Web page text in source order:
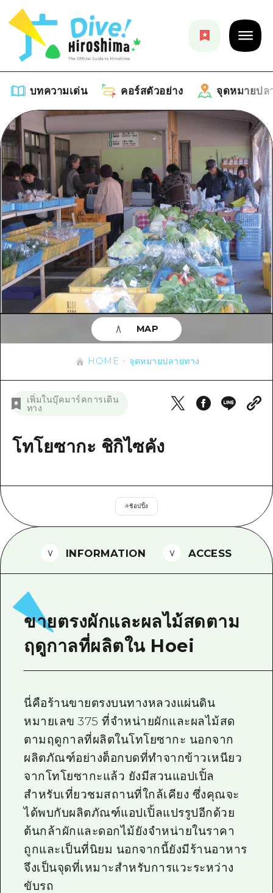
บทความเด่น คอร์สตัวอย่าง จุดหมายปล
บทความเด่น
รายการ
คำแนะนำ
ศิลปะ
งานอีเว้นท์ / เทศกาล
อาหารรสเลิศ / สุรา
การปั่นจักรยาน
ช้อปปิ้ง
กีฬา
สถานบันเทิงยามค่ำคืน
มาตรฐาน
การรักษา
ธรรมชาติ
คอร์สตัวอย่าง
รายการ
คู่มือ Dive! Hiroshima
ฮิโรชิม่า โมชิ โมชิ ทราเวล
บริเวณรอบเมืองฮิโรชิม่า
อากิ
บิงโก
บริเวณรอบๆ มิยาจิมะ
จุดหมายปลายทาง
รายการ
บริเวณรอบเมืองฮิโรชิม่า
อากิ
บิงโก
บิโฮคุ
เกโฮคุ
จังหวัดเอฮิเมะ
อีเว้นท์
ข้อมูลตามฤดูกาล
ข้อมูลที่เป็นประโยชน์
รายการ
เข้าถึงเข้าถึง
สรุปการจราจรรอง
ตั๋วเที่ยวคุ้มค่าตั๋วเที่ยวคุ้มค่า
ฮิโรชิม่า ฟรี Wi-Fi
คำถามที่พบบ่อย
ดาวน์โหลดรูปภาพ
ข่าว
HOME จุดหมายปลายทาง
เพิ่มในบุ๊คมาร์คการเดิน
ทาง
โทโยซากะ ชิกิไซคัง
#ช้อปปิ้ง
MAP
INFORMATION ACCESS
ขายตรงผักและผลไม้สดตาม
ฤดูกาลที่ผลิตใน Hoei
นี่คือร้านขายตรงบนทางหลวงแผ่นดิน
หมายเลข 375 ที่จำหน่ายผักและผลไม้สด
ตามฤดูกาลที่ผลิตในโทโยซากะ นอกจาก
ผลิตภัณฑ์อย่างต็อกบดที่ทำจากข้าวเหนียว
จากโทโยซากะแล้ว ยังมีสวนแอปเปิ้ล
สำหรับเที่ยวชมสถานที่ใกล้เคียง ซึ่งคุณจะ
ได้พบกับผลิตภัณฑ์แอปเปิ้ลแปรรูปอีกด้วย
ต้นกล้าผักและดอกไม้ยังจำหน่ายในราคา
ถูกและเป็นที่นิยม นอกจากนี้ยังมีร้านอาหาร
จึงเป็นจุดที่เหมาะสำหรับการแวะระหว่าง
ขับรถ